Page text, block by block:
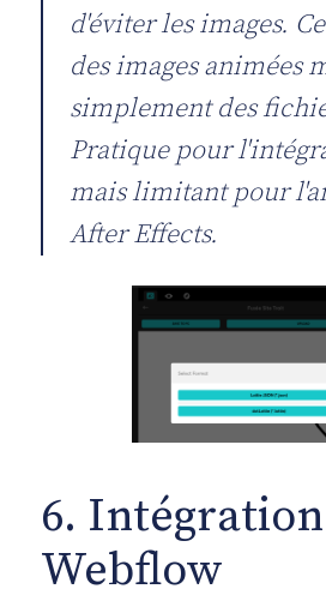
d'éviter les images.
des images animées
simplement des
Pratique pour
mais limitant pour
After Effects.
6.
Webflow